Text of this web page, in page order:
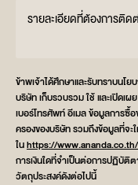
รายละเอียดที่ต้องการติด
ข้าพเจ้าได้ศึกษาและรับทราบนโ
บริษัท เก็บรวบรวม ใช้ และเปิด
เบอร์โทรศัพท์ อีเมล ข้อมูลการซื้
ครองของบริษัท รวมถึงข้อมูลที่จะ
ในhttps://
การเงินใดที่จำเป็นต่อการปฏิบัติ
วัตถุประสงค์ดังต่อไปนี้